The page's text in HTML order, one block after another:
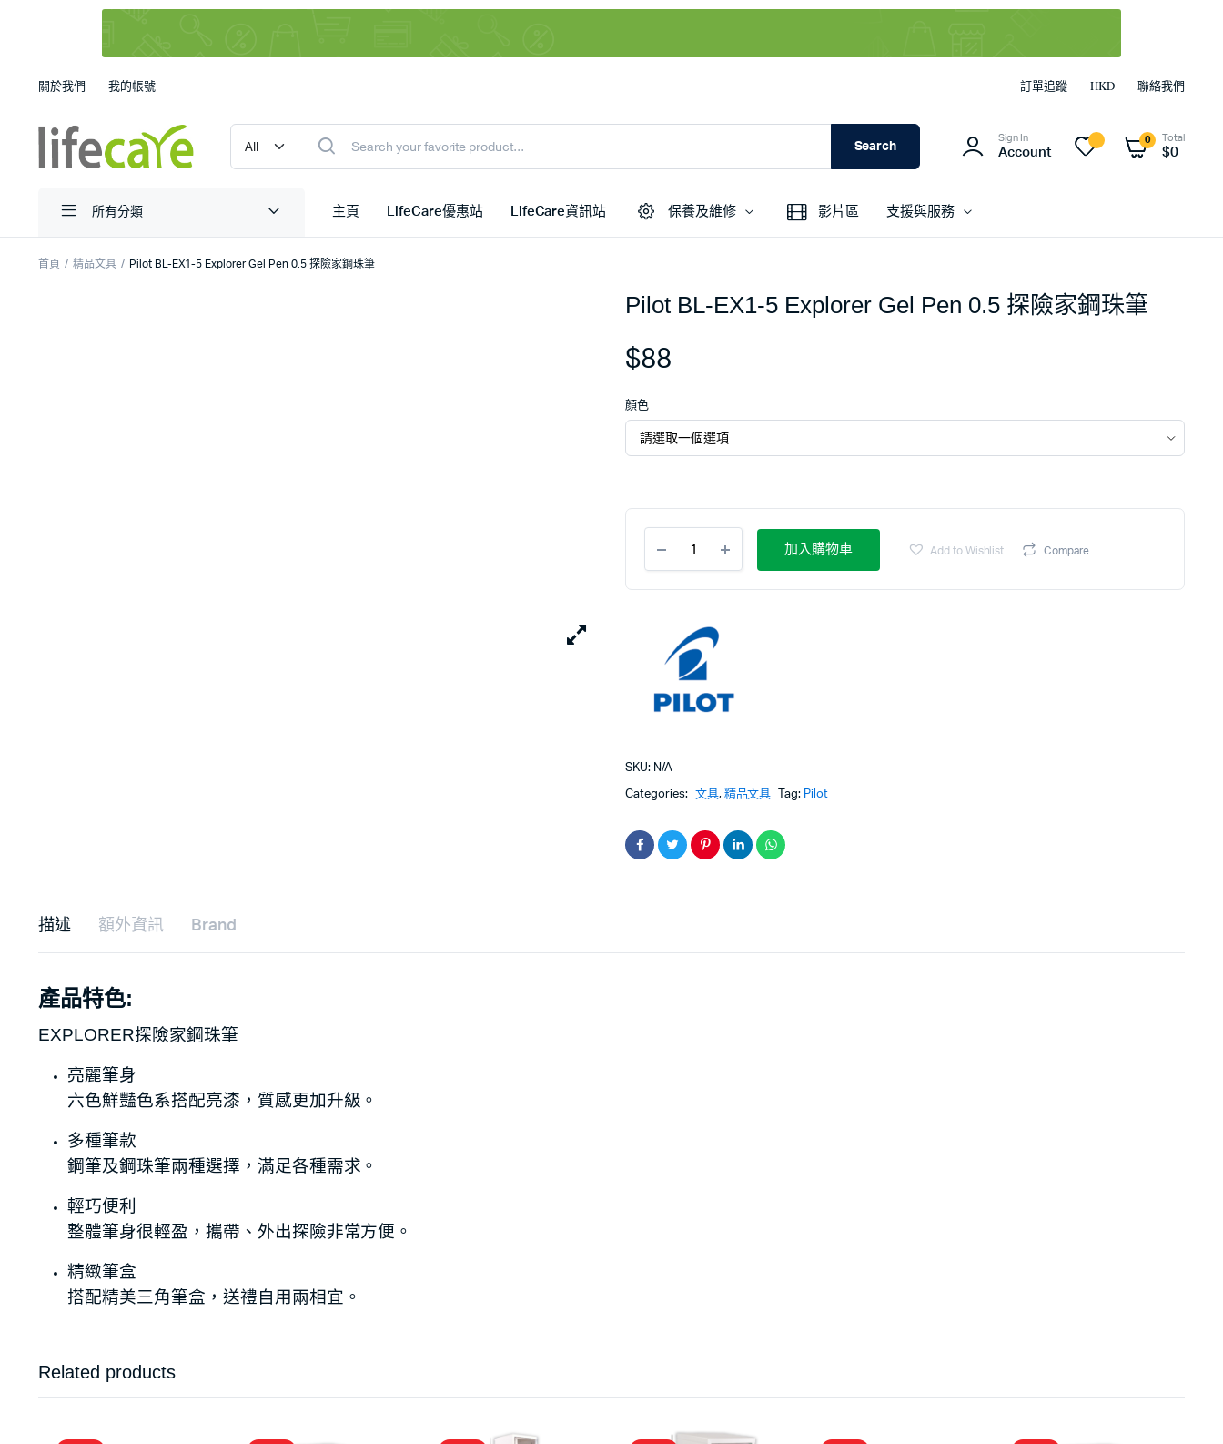
關於我們 我的帳號 訂單追蹤 HKD 聯絡我們
Search
Sign In
Account
0 Total
$0
所有分類 主頁 LifeCare優惠站 LifeCare資訊站 保養及維修 影片區 支援與服務
首頁 精品文具 Pilot BL-EX1-5 Explorer Gel Pen 0.5 探險家鋼珠筆
Pilot BL-EX1-5 Explorer Gel Pen 0.5 探險家鋼珠筆
$88
顏色
加入購物車 Add to Wishlist Compare
SKU: N/A
Categories: 文具, 精品文具 Tag: Pilot
描述 額外資訊 Brand
產品特色:
EXPLORER探險家鋼珠筆
亮麗筆身
六色鮮豔色系搭配亮漆，質感更加升級。
多種筆款
鋼筆及鋼珠筆兩種選擇，滿足各種需求。
輕巧便利
整體筆身很輕盈，攜帶、外出探險非常方便。
精緻筆盒
搭配精美三角筆盒，送禮自用兩相宜。
Related products